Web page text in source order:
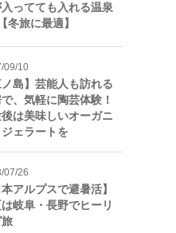
ってても入れる温泉
冬旅に最適】
09/10
ノ島】芸能人も訪れる
、気軽に陶芸体験！
は美味しいオーガニ
ジェラートを
07/26
本アルプスで避暑活】
岐阜・長野でヒーリ
旅